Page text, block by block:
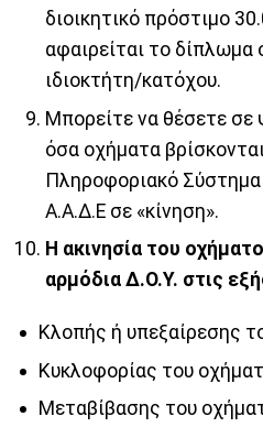
διοικητικό πρόστιμο
αφαιρείται το δίπλωμα
ιδιοκτήτη/κατόχου.
Μπορείτε να θέσετε σε
όσα οχήματα
Πληροφοριακό
Α.Α.Δ.Ε σε «κίνηση».
Η ακινησία του
αρμόδια Δ.Ο.Υ. στις
Κλοπής ή υπεξαίρεσης
Κυκλοφορίας του
Μεταβίβασης του